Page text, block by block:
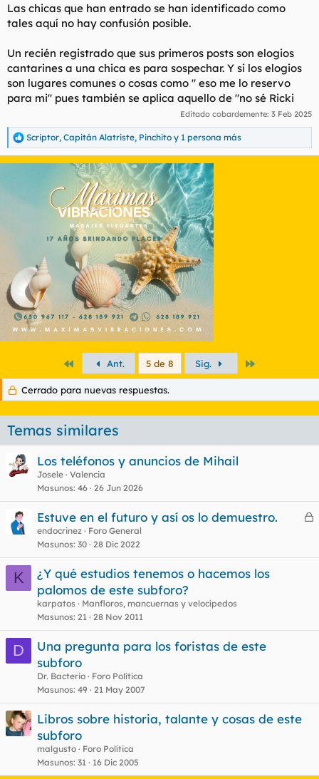
Las chicas que han entrado se han identificado como
tales aquí no hay confusión posible.
Un recién registrado que sus primeros posts son elogios
cantarines a una chica es para sospechar. Y si los elogios
son lugares comunes o cosas como " eso me lo reservo
para mi" pues también se aplica aquello de "no sé Ricki
Editado cobardemente: 3 Feb 2025
R
e
a
Scriptor, Capitán Alatriste, Pinchito y 1 persona más
PrimeroAnt. 5 de 8 Sig.
Cerrado para nuevas respuestas.
Temas similares
Los teléfonos y anuncios de Mihail
Josele Valencia
Masunos 46 26 Jun 2026
C
r
Estuve en el futuro y así os lo demuestro.
endocrinez
Foro General
Masunos 30 28 Dic 2022
K
¿Y qué estudios tenemos o hacemos los
palomos de este subforo?
karpatos
Manfloros, mancuernas y velocípedos
Masunos 21 28 Nov 2011
D
Una pregunta para los foristas de este
subforo
Dr. Bacterio
Foro Política
Masunos 49 21 May 2007
Libros sobre historia, talante y cosas de este
subforo
malgusto
Foro Política
Masunos 31 16 Dic 2005